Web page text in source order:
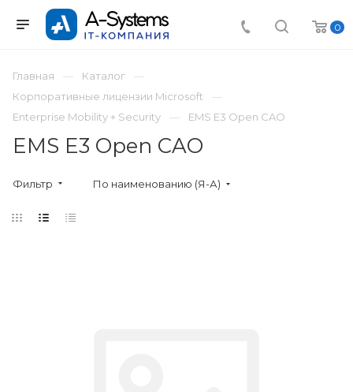
0
Главная
Каталог
Корпоративные лицензии Microsoft
Enterprise Mobility + Security
EMS E3 Open CAO
EMS E3 Open CAO
Фильтр По наименованию (Я-А)